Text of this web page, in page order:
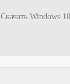
Скачать Windows